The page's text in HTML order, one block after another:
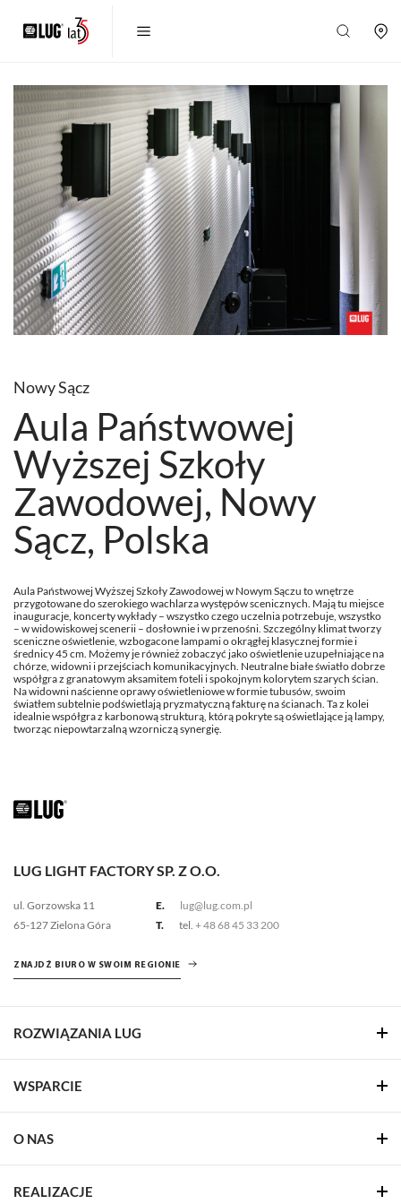
Nowy Sącz
Aula Państwowej
Wyższej Szkoły
Zawodowej, Nowy
Sącz, Polska
Aula Państwowej Wyższej Szkoły Zawodowej w Nowym Sączu to wnętrze
przygotowane do szerokiego wachlarza występów scenicznych. Mają tu miejsce
inauguracje, koncerty wykłady – wszystko czego uczelnia potrzebuje, wszystko
– w widowiskowej scenerii – dosłownie i w przenośni. Szczególny klimat tworzy
sceniczne oświetlenie, wzbogacone lampami o okrągłej klasycznej formie i
średnicy 45 cm. Możemy je również zobaczyć jako oświetlenie uzupełniające na
chórze, widowni i przejściach komunikacyjnych. Neutralne białe światło dobrze
współgra z granatowym aksamitem foteli i spokojnym kolorytem szarych ścian.
Na widowni naścienne oprawy oświetleniowe w formie tubusów, swoim
światłem subtelnie podświetlają pryzmatyczną fakturę na ścianach. Ta z kolei
idealnie współgra z karbonową strukturą, którą pokryte są oświetlające ją lampy,
tworząc niepowtarzalną wzorniczą synergię.
LUG LIGHT FACTORY SP. Z O.O.
ul. Gorzowska 11
65-127 Zielona Góra
E.
lug@lug.com.pl
T.
tel. + 48 68 45 33 200
ZNAJDŹ BIURO W SWOIM REGIONIE
ROZWIĄZANIA LUG
WSPARCIE
O NAS
REALIZACJE